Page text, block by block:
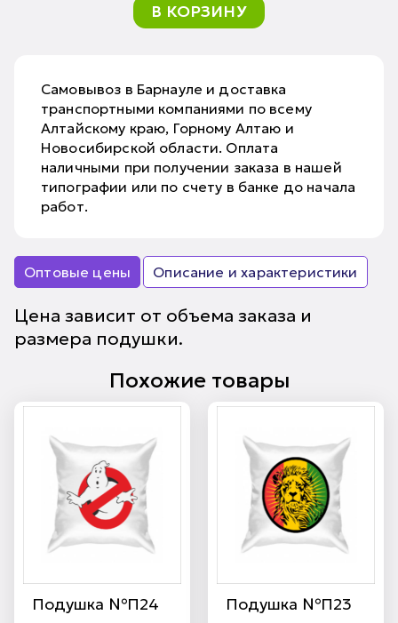
В КОРЗИНУ
Самовывоз в Барнауле и доставка
транспортными компаниями по всему
Алтайскому краю, Горному Алтаю и
Новосибирской области. Оплата
наличными при получении заказа в нашей
типографии или по счету в банке до начала
работ.
Оптовые цены Описание и характеристики
Цена зависит от объема заказа и
размера подушки.
Похожие товары
Подушка №П24 Подушка №П23